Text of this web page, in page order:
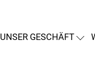
UNSER GESCHÄFT